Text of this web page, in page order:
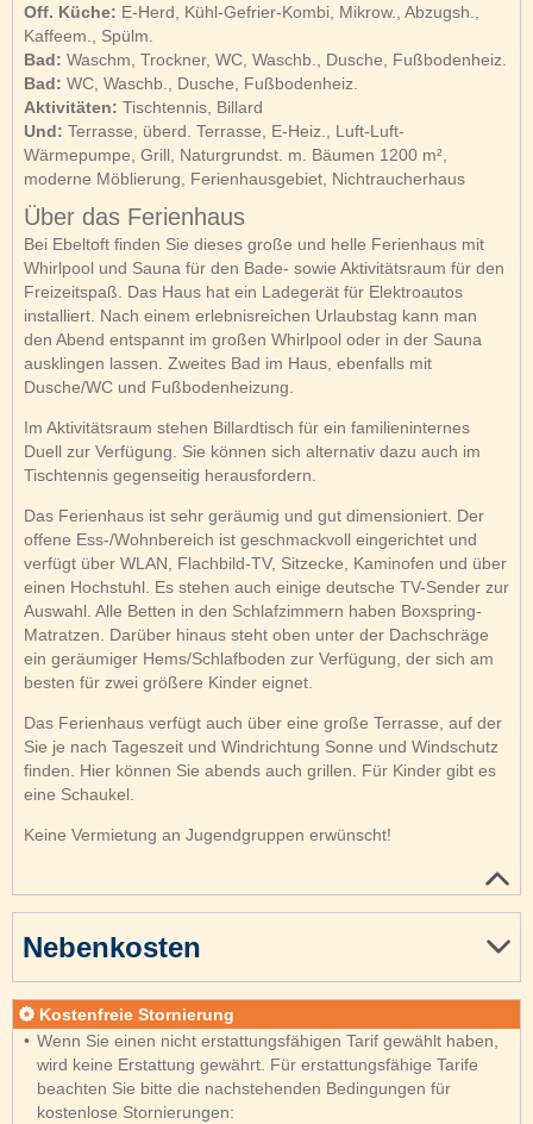
Off. Küche: E-Herd, Kühl-Gefrier-Kombi, Mikrow., Abzugsh.,
Kaffeem., Spülm.
Bad: Waschm, Trockner, WC, Waschb., Dusche, Fußbodenheiz.
Bad: WC, Waschb., Dusche, Fußbodenheiz.
Aktivitäten: Tischtennis, Billard
Und: Terrasse, überd. Terrasse, E-Heiz., Luft-Luft-
Wärmepumpe, Grill, Naturgrundst. m. Bäumen 1200 m²,
moderne Möblierung, Ferienhausgebiet, Nichtraucherhaus
Über das Ferienhaus
Bei Ebeltoft finden Sie dieses große und helle Ferienhaus mit
Whirlpool und Sauna für den Bade- sowie Aktivitätsraum für den
Freizeitspaß. Das Haus hat ein Ladegerät für Elektroautos
installiert. Nach einem erlebnisreichen Urlaubstag kann man
den Abend entspannt im großen Whirlpool oder in der Sauna
ausklingen lassen. Zweites Bad im Haus, ebenfalls mit
Dusche/WC und Fußbodenheizung.
Im Aktivitätsraum stehen Billardtisch für ein familieninternes
Duell zur Verfügung. Sie können sich alternativ dazu auch im
Tischtennis gegenseitig herausfordern.
Das Ferienhaus ist sehr geräumig und gut dimensioniert. Der
offene Ess-/Wohnbereich ist geschmackvoll eingerichtet und
verfügt über WLAN, Flachbild-TV, Sitzecke, Kaminofen und über
einen Hochstuhl. Es stehen auch einige deutsche TV-Sender zur
Auswahl. Alle Betten in den Schlafzimmern haben Boxspring-
Matratzen. Darüber hinaus steht oben unter der Dachschräge
ein geräumiger Hems/Schlafboden zur Verfügung, der sich am
besten für zwei größere Kinder eignet.
Das Ferienhaus verfügt auch über eine große Terrasse, auf der
Sie je nach Tageszeit und Windrichtung Sonne und Windschutz
finden. Hier können Sie abends auch grillen. Für Kinder gibt es
eine Schaukel.
Keine Vermietung an Jugendgruppen erwünscht!
Nebenkosten
Kostenfreie Stornierung
Wenn Sie einen nicht erstattungsfähigen Tarif gewählt haben,
wird keine Erstattung gewährt. Für erstattungsfähige Tarife
beachten Sie bitte die nachstehenden Bedingungen für
kostenlose Stornierungen: